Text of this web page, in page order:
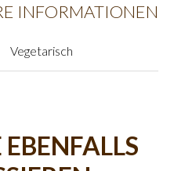
INFORMATIONEN
Vegetarisch